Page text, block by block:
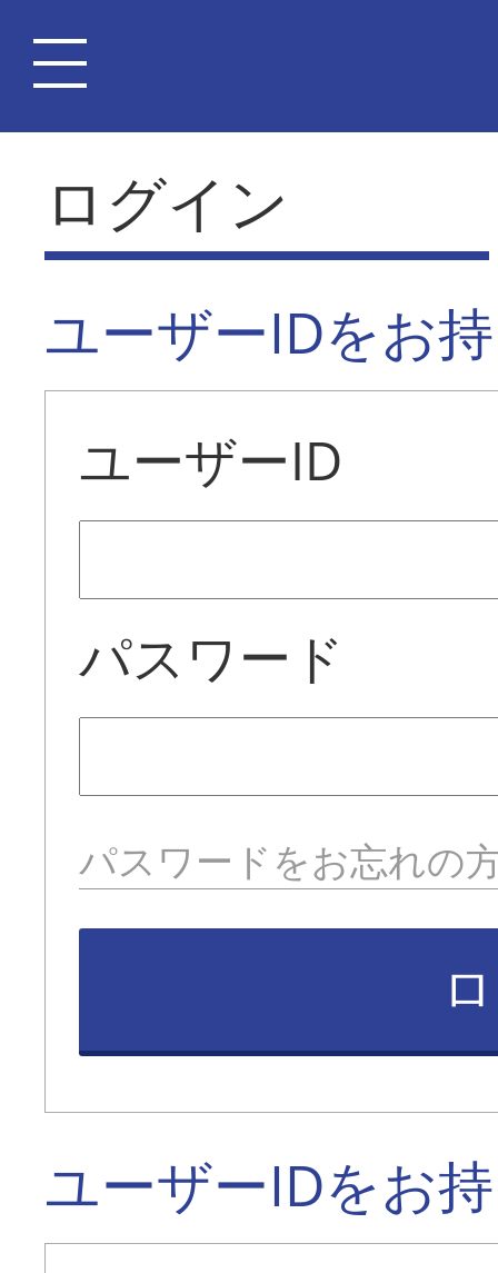
ログイン
ユーザーIDをお
ユーザーID
パスワード
パスワードをお忘れの
ユーザーIDをお